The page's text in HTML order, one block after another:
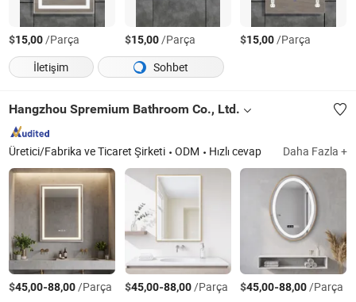
$15,00/Parça $15,00/Parça $15,00/Parça
İletişim
Sohbet
Hangzhou Spremium Bathroom Co., Ltd.
Üretici/Fabrika ve Ticaret Şirketi ODM Hızlı cevap Daha Fazla +
$45,00-88,00/Parça $45,00-88,00/Parça $45,00-88,00/Parça